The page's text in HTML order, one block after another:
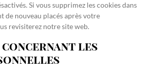
Si vous supprimez les cookies dans
de nouveau placés après votre
revisiterez notre site web.
les